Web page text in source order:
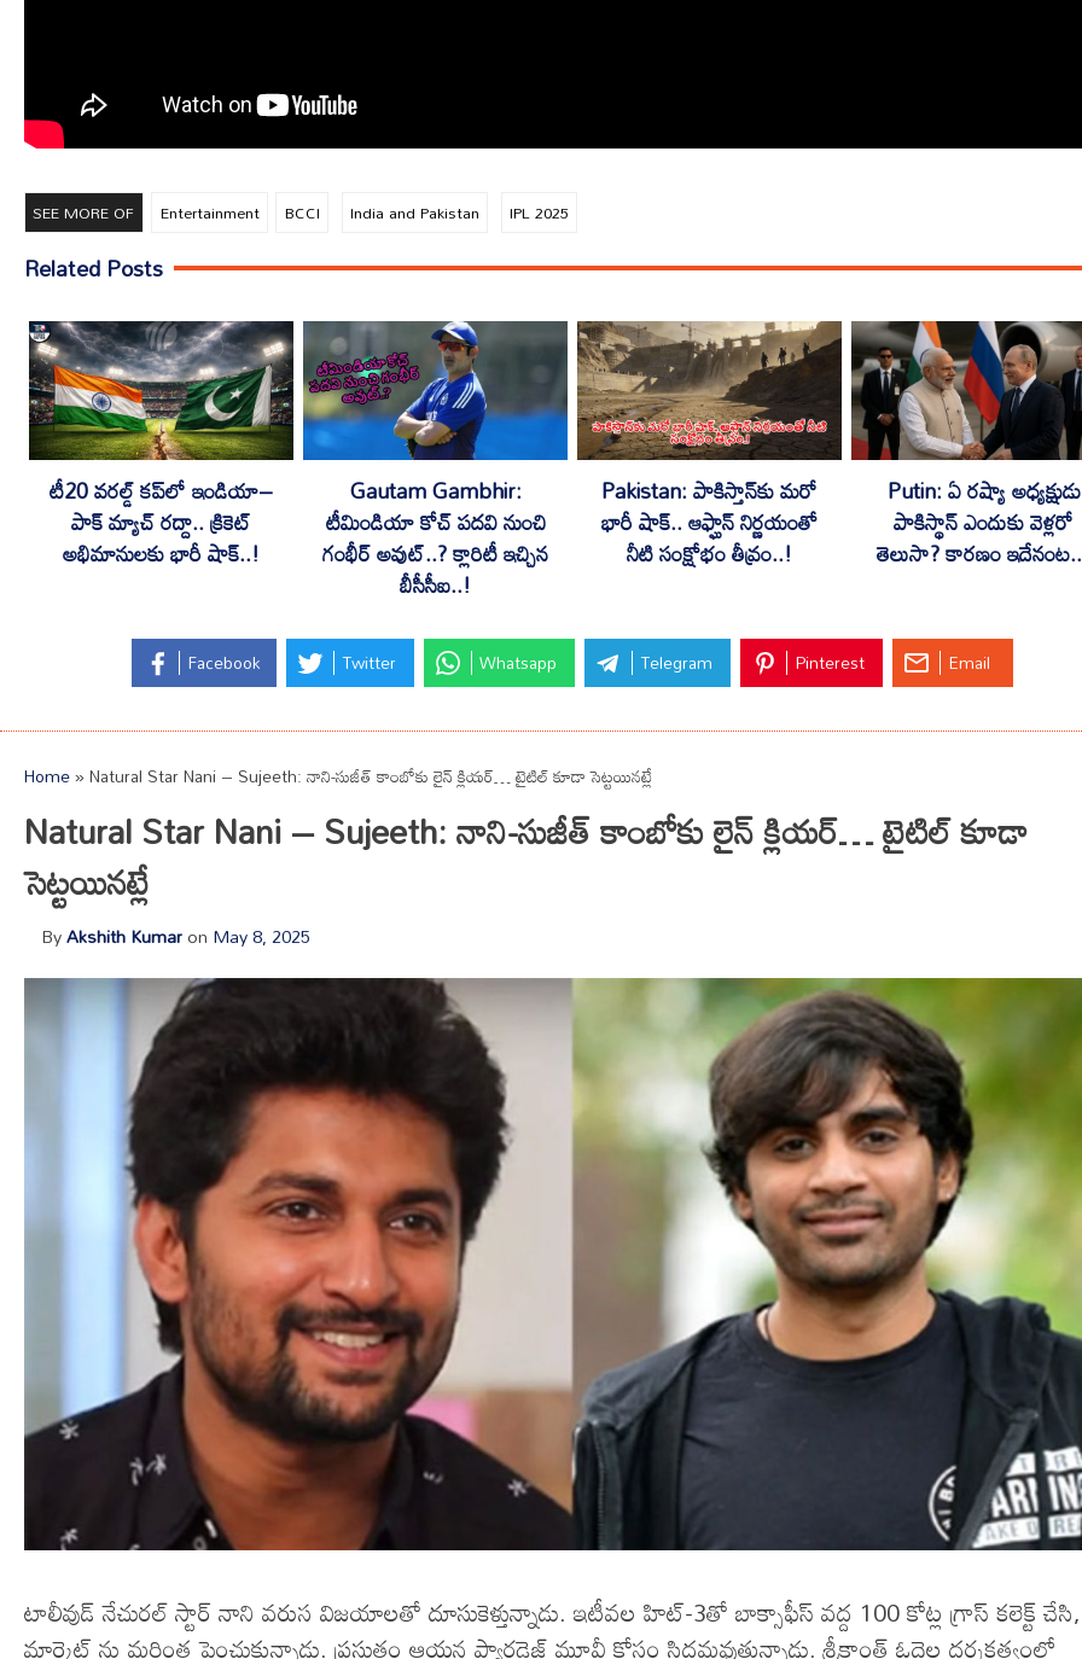
SEE MORE OF Entertainment BCCI India and Pakistan IPL 2025
Related Posts
టీ20 వరల్డ్ కప్‌లో ఇండియా–
పాక్ మ్యాచ్ రద్దా.. క్రికెట్
అభిమానులకు భారీ షాక్..!
Gautam Gambhir:
టీమిండియా కోచ్ పదవి నుంచి
గంభీర్ అవుట్..? క్లారిటీ ఇచ్చిన
బీసీసీఐ..!
Pakistan: పాకిస్తాన్‌కు మరో
భారీ షాక్.. ఆఫ్ఘాన్ నిర్ణయంతో
నీటి సంక్షోభం తీవ్రం..!
Putin: ఏ రష్యా అధ్యక్షుడు
పాకిస్థాన్ ఎందుకు వెళ్లరో
తెలుసా? కారణం
Facebook Twitter Whatsapp Telegram Pinterest Email